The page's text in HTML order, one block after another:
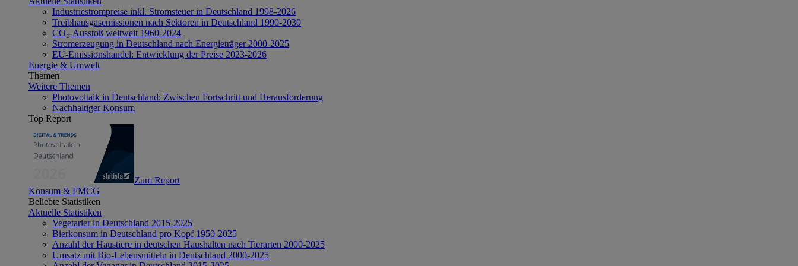
Industriestrompreise inkl. Stromsteuer in Deutschland 1998-2026
Treibhausgasemissionen nach Sektoren in Deutschland 1990-2030
CO₂-Ausstoß weltweit 1960-2024
Stromerzeugung in Deutschland nach Energieträger 2000-2025
EU-Emissionshandel: Entwicklung der Preise 2023-2026
Energie & Umwelt
Themen
Weitere Themen
Photovoltaik in Deutschland: Zwischen Fortschritt und Herausforderung
Nachhaltiger Konsum
Top Report
Zum Report
Konsum & FMCG
Beliebte Statistiken
Aktuelle Statistiken
Vegetarier in Deutschland 2015-2025
Bierkonsum in Deutschland pro Kopf 1950-2025
Anzahl der Haustiere in deutschen Haushalten nach Tierarten 2000-2025
Umsatz mit Bio-Lebensmitteln in Deutschland 2000-2025